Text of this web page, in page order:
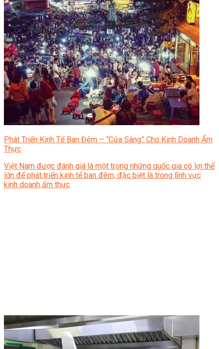
Phát Triển Kinh Tế Ban Đêm – “Cửa Sáng” Cho Kinh Doanh Ẩm
Thực
Việt Nam được đánh giá là một trong những quốc gia có lợi thế
lớn để phát triển kinh tế ban đêm, đặc biệt là trong lĩnh vực
kinh doanh ẩm thực